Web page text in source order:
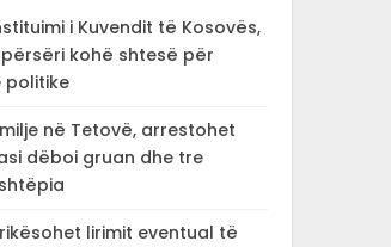
i Kuvendit të Kosovës,
kohë shtesë për
politike
në Tetovë, arrestohet
dëboi gruan dhe tre
lirimit eventual të